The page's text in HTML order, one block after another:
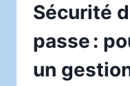
Sécurité
passe :
un